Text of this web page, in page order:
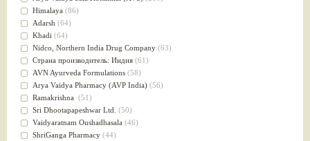
Для медитации
выводит токсины
Для здоровья печени
Для тела(39)
для очищения крови(38)
При диабете(38)
Антиоксидант(37)
Для Капха(Кафа) доши
От паразитов(37)
При расстройстве желудка (36)
Успокоительное(36)
Himalaya (86)
Adarsh (64)
Khadi (64)
Nidсo, Northern India Drug Company (63)
Страна производитель: Индия (61)
AVN Ayurveda Formulations (58)
Arya Vaidya Pharmacy (AVP India) (56)
Ramakrishna (51)
Sri Dhootapapeshwar Ltd. (50)
Vaidyaratnam Oushadhasala (46)
ShriGanga Pharmacy (44)